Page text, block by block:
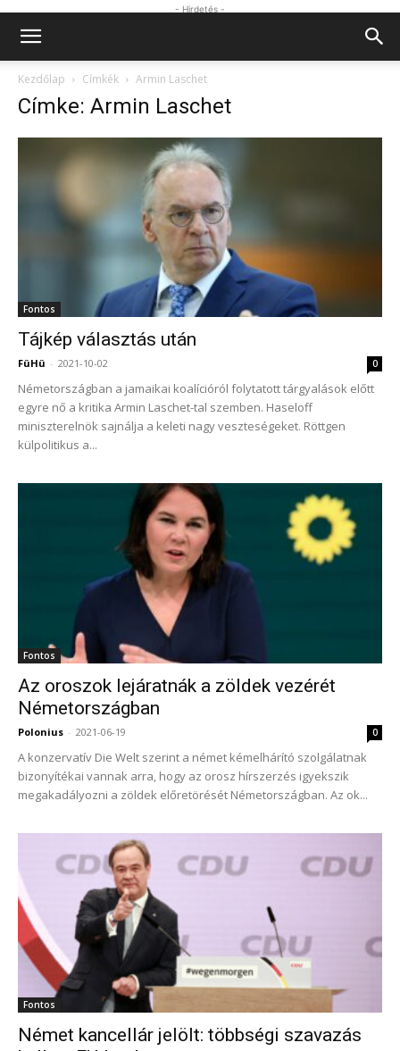
- Hirdetés -
Kezdőlap Címkék Armin Laschet
Címke: Armin Laschet
Fontos
Tájkép választás után
FüHü - 2021-10-02 0
Németországban a jamaikai koalícióról folytatott tárgyalások előtt
egyre nő a kritika Armin Laschet-tal szemben. Haseloff
miniszterelnök sajnálja a keleti nagy veszteségeket. Röttgen
külpolitikus a...
Fontos
Az oroszok lejáratnák a zöldek vezérét
Németországban
Polonius - 2021-06-19 0
A konzervatív Die Welt szerint a német kémelhárító szolgálatnak
bizonyítékai vannak arra, hogy az orosz hírszerzés igyekszik
megakadályozni a zöldek előretörését Németországban. Az ok...
Fontos
Német kancellár jelölt: többségi szavazás